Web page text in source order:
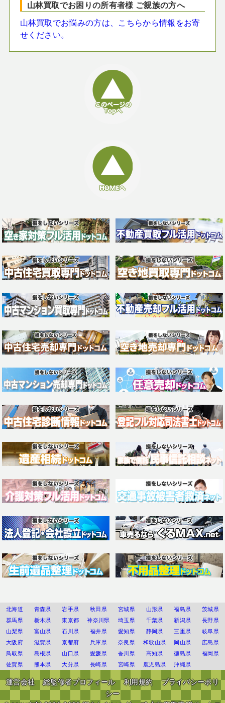
山林買取でお困りの所有者様 ご親族の方へ
山林買取でお悩みの方は、こちらから情報をお寄
せください。
北海道 青森県 岩手県 秋田県 宮城県 山形県 福島県
茨城県
群馬県
栃木県 東京都 神奈川県 埼玉県 千葉県 新潟県
長野県
山梨県
富山県 石川県 福井県 愛知県 静岡県 三重県
岐阜県
大阪府
滋賀県 京都府 兵庫県 奈良県 和歌山県 岡山県
広島県
鳥取県
島根県 山口県 愛媛県 香川県 高知県 徳島県
福岡県
佐賀県
熊本県 大分県 長崎県 宮崎県 鹿児島県 沖縄県
運営会社 総監修者プロフィール 利用規約
プライバシーポリ
シー